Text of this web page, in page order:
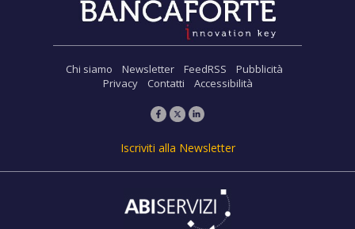
Chi siamo Newsletter FeedRSS
Pubblicità
Privacy
Contatti Accessibilità
Iscriviti alla Newsletter